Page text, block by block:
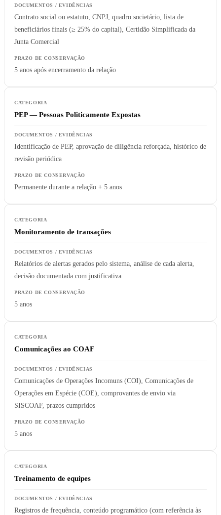
Contrato social ou estatuto, CNPJ, quadro societário, lista de
beneficiários finais (≥ 25% do capital), Certidão Simplificada da
Junta Comercial
5 anos após encerramento da relação
PEP — Pessoas Politicamente Expostas
Identificação de PEP, aprovação de diligência reforçada, histórico de
revisão periódica
Permanente durante a relação + 5 anos
Monitoramento de transações
Relatórios de alertas gerados pelo sistema, análise de cada alerta,
decisão documentada com justificativa
5 anos
Comunicações ao COAF
Comunicações de Operações Incomuns (COI), Comunicações de
Operações em Espécie (COE), comprovantes de envio via
SISCOAF, prazos cumpridos
5 anos
Treinamento de equipes
Registros de frequência, conteúdo programático (com referência às